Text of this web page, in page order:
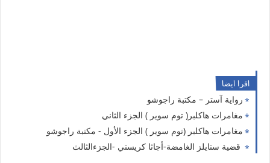
اقرا ايضا
رواية آستر – مكتبة راجوشو
مغامرات هاكلبر( توم سوير ) الجزء الثاني
مغامرات هاكلبر (توم سوير ) الجزء الأول - مكتبة راجوشو
قضية ستايلز الغامضة-أجاثا كريستي -الجزءالثالث